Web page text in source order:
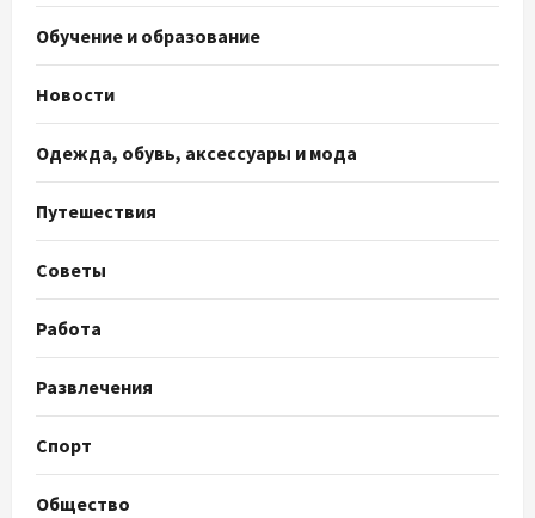
Обучение и образование
Новости
Одежда, обувь, аксессуары и мода
Путешествия
Советы
Работа
Развлечения
Спорт
Общество